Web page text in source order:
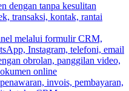
dengan tanpa kesulitan
transaksi, kontak, rantai
melalui formulir CRM,
Instagram, telefoni, email
obrolan, panggilan video,
online
invois, pembayaran,